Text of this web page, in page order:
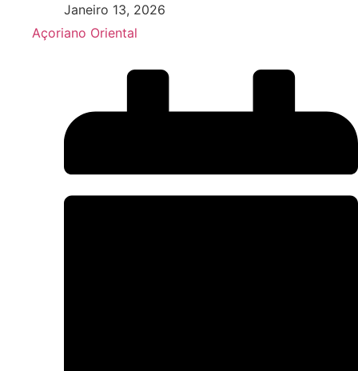
Janeiro 13, 2026
Açoriano Oriental